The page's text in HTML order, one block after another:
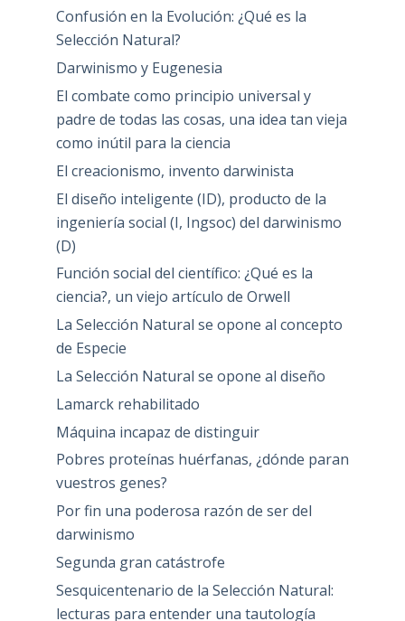
Confusión en la Evolución: ¿Qué es la
Selección Natural?
Darwinismo y Eugenesia
El combate como principio universal y
padre de todas las cosas, una idea tan vieja
como inútil para la ciencia
El creacionismo, invento darwinista
El diseño inteligente (ID), producto de la
ingeniería social (I, Ingsoc) del darwinismo
(D)
Función social del científico: ¿Qué es la
ciencia?, un viejo artículo de Orwell
La Selección Natural se opone al concepto
de Especie
La Selección Natural se opone al diseño
Lamarck rehabilitado
Máquina incapaz de distinguir
Pobres proteínas huérfanas, ¿dónde paran
vuestros genes?
Por fin una poderosa razón de ser del
darwinismo
Segunda gran catástrofe
Sesquicentenario de la Selección Natural:
lecturas para entender una tautología